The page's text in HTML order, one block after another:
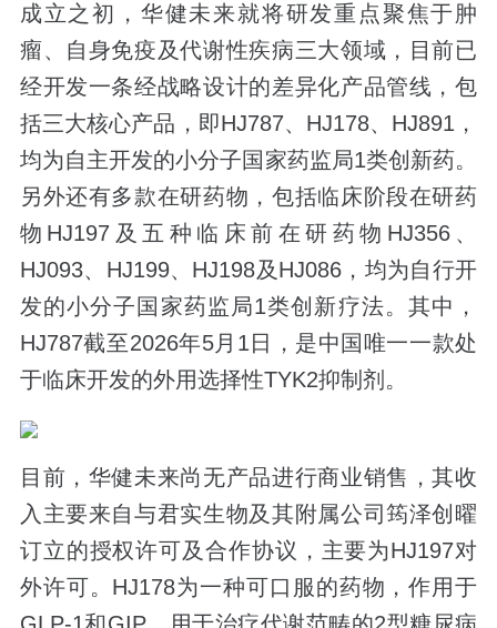
成立之初，华健未来就将研发重点聚焦于肿
瘤、自身免疫及代谢性疾病三大领域，目前已
经开发一条经战略设计的差异化产品管线，包
括三大核心产品，即HJ787、HJ178、HJ891，
均为自主开发的小分子国家药监局1类创新药。
另外还有多款在研药物，包括临床阶段在研药
物HJ197及五种临床前在研药物HJ356、
HJ093、HJ199、HJ198及HJ086，均为自行开
发的小分子国家药监局1类创新疗法。其中，
HJ787截至2026年5月1日，是中国唯一一款处
于临床开发的外用选择性TYK2抑制剂。
目前，华健未来尚无产品进行商业销售，其收
入主要来自与君实生物及其附属公司筠泽创曜
订立的授权许可及合作协议，主要为HJ197对
外许可。HJ178为一种可口服的药物，作用于